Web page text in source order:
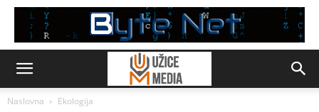
Naslovna Ekologija